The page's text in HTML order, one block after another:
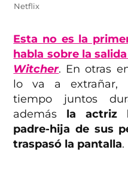
Netflix
Esta no es la
habla sobre la
Witcher. En otras
lo va a extrañar,
tiempo juntos
además la actriz
padre-hija de sus
traspasó la pantalla.